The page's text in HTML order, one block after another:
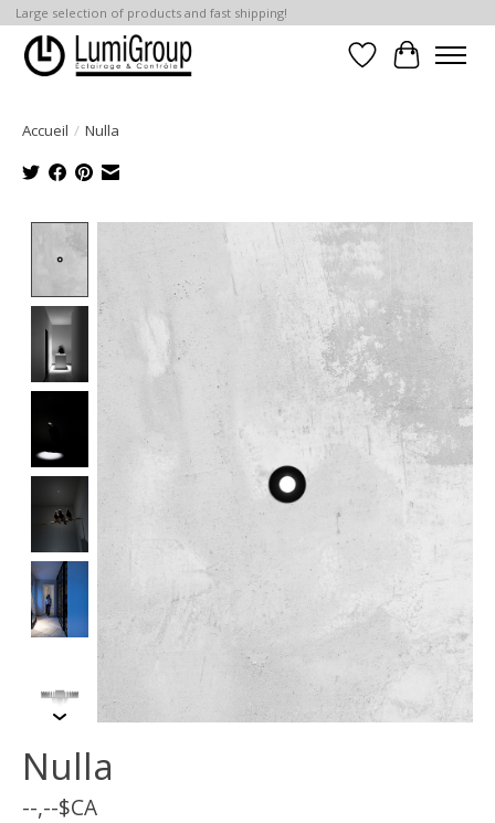
Large selection of products and fast shipping!
Liste dePanier
Accueil / Nulla
Product image slideshow Items
Nulla
--,--$CA